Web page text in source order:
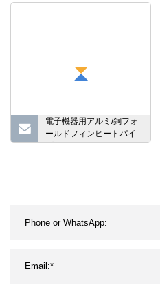
電子機器用アルミ/銅フォ
ールドフィンヒートパイ
プヒートシンク